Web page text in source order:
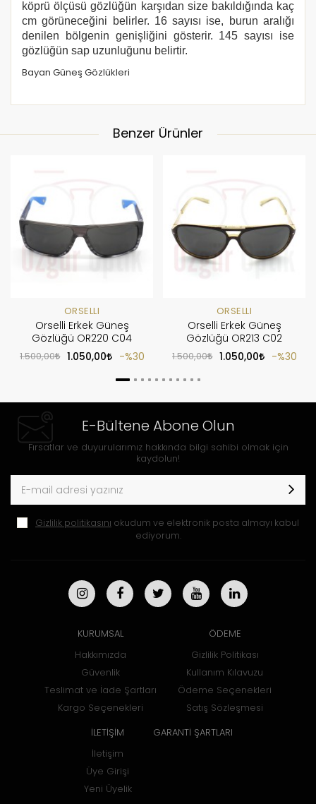
köprü ölçüsü gözlüğün karşıdan size bakıldığında kaç
cm görüneceğini belirler. 16 sayısı ise, burun aralığı
denilen bölgenin genişliğini gösterir. 145 sayısı ise
gözlüğün sap uzunluğunu belirtir.
Bayan Güneş Gözlükleri
Benzer Ürünler
ORSELLI
Orselli Erkek Güneş
Gözlüğü OR220 C04
1.500,00 1.050,00 %30
ORSELLI
Orselli Erkek Güneş
Gözlüğü OR213 C02
1.500,00 1.050,00 %30
E-Bültene Abone Olun
Fırsatlar ve duyurularımız hakkında bilgi sahibi olmak için
kaydolun!
Gizlilik politikasını okudum ve elektronik posta almayı kabul
ediyorum.
KURUMSAL
Hakkımızda
Güvenlik
Teslimat ve İade Şartları
Kargo Seçenekleri
ÖDEME
Gizlilik Politikası
Kullanım Kılavuzu
Ödeme Seçenekleri
Satış Sözleşmesi
İLETİŞİM
İletişim
Üye Girişi
Yeni Üyelik
GARANTİ ŞARTLARI